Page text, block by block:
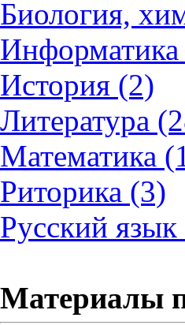
Биология,
История (2)
Литература
Математика
Риторика (3)
Русский
Материалы